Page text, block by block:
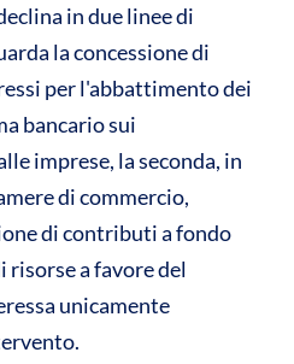
in due linee di
la concessione di
per l'abbattimento dei
bancario sui
imprese, la seconda, in
di commercio,
di contributi a fondo
risorse a favore del
unicamente